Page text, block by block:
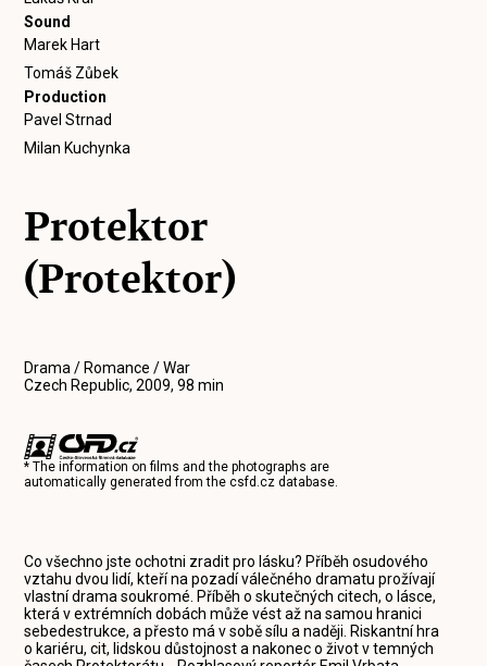
Sound
Marek Hart
Tomáš Zůbek
Production
Pavel Strnad
Milan Kuchynka
Protektor
(Protektor)
Drama / Romance / War
Czech Republic, 2009, 98 min
* The information on films and the photographs are
automatically generated from thecsfd.cz database.
Co všechno jste ochotni zradit pro lásku? Příběh osudového
vztahu dvou lidí, kteří na pozadí válečného dramatu prožívají
vlastní drama soukromé. Příběh o skutečných citech, o lásce,
která v extrémních dobách může vést až na samou hranici
sebedestrukce, a přesto má v sobě sílu a naději. Riskantní hra
o kariéru, cit, lidskou důstojnost a nakonec o život v temných